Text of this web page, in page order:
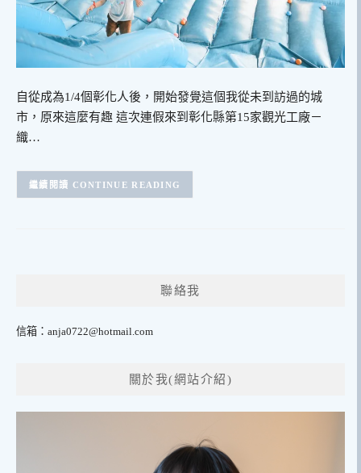
自從成為1/4個彰化人後，開始發覺這個我從未到訪過的城
市，原來這麼有趣 這次連假來到彰化縣第15家觀光工廠－
織…
CONTINUE READING
聯絡我
信箱： anja0722@hotmail.com
關於我(網站介紹)